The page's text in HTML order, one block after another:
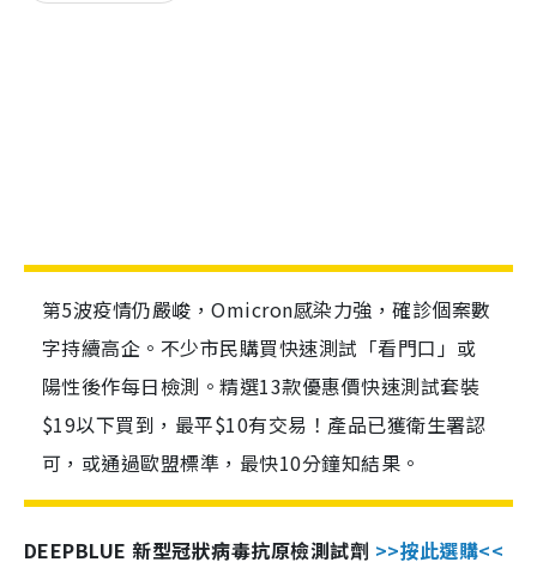
第5波疫情仍嚴峻，Omicron感染力強，確診個案數
字持續高企。不少市民購買快速測試「看門口」或
陽性後作每日檢測。精選13款優惠價快速測試套裝
$19以下買到，最平$10有交易！產品已獲衛生署認
可，或通過歐盟標準，最快10分鐘知結果。
DEEPBLUE 新型冠狀病毒抗原檢測試劑 >>按此選購<<